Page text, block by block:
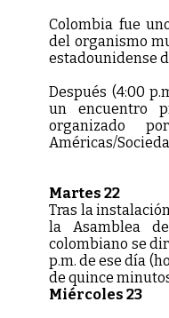
Colombia fue
del organismo
estadounidense
Después (4:00
un encuentro
organizado
Américas/
Martes 22
Tras la
la Asamblea
colombiano se
p.m. de ese día
de quince
Miércoles 23